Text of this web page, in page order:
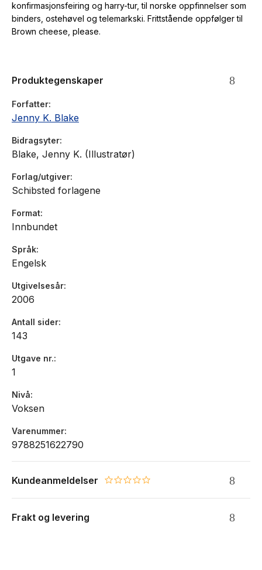
konfirmasjonsfeiring og harry-tur, til norske oppfinnelser som
binders, ostehøvel og telemarkski. Frittstående oppfølger til
Brown cheese, please.
Produktegenskaper
Forfatter
Jenny K. Blake
Bidragsyter
Blake, Jenny K. (Illustratør)
Forlag/utgiver
Schibsted forlagene
Format
Innbundet
Språk
Engelsk
Utgivelsesår
2006
Antall sider
143
Utgave nr.
1
Nivå
Voksen
Varenummer
9788251622790
Kundeanmeldelser 0.0 star rating
Frakt og levering